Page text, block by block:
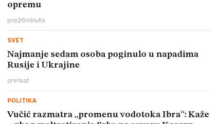
opremu
pre26minuta
SVET
Najmanje sedam osoba poginulo u napadima
Rusije i Ukrajine
pre1sat
POLITIKA
Vučić razmatra „promenu vodotoka Ibra“: Kaže